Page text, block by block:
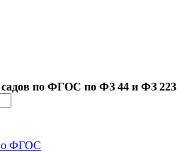
садов по ФГОC по ФЗ 44 и ФЗ 223
ФГОС